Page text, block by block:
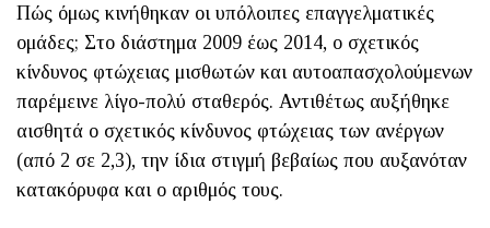
Πώς όμως κινήθηκαν οι υπόλοιπες επαγγελματικές
ομάδες; Στο διάστημα 2009 έως 2014, ο σχετικός
κίνδυνος φτώχειας μισθωτών και αυτοαπασχολούμενων
παρέμεινε λίγο-πολύ σταθερός. Αντιθέτως αυξήθηκε
αισθητά ο σχετικός κίνδυνος φτώχειας των ανέργων
(από 2 σε 2,3), την ίδια στιγμή βεβαίως που αυξανόταν
κατακόρυφα και ο αριθμός τους.